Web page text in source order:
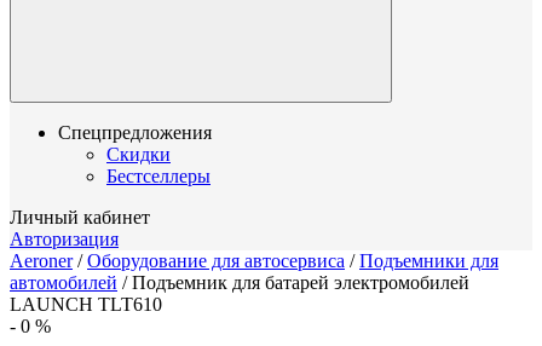
Спецпредложения
Скидки
Бестселлеры
Личный кабинет
Авторизация
Aeroner/Оборудование для автосервиса /Подъемники для
автомобилей /Подъемник для батарей электромобилей
LAUNCH TLT610
- 0 %